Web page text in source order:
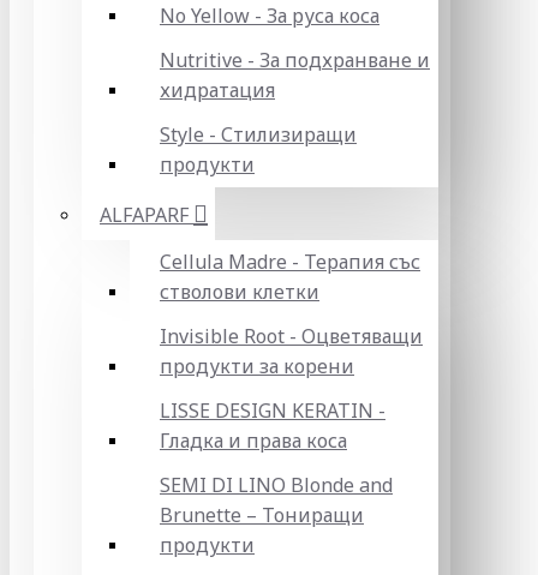
No Yellow - За руса коса
Nutritive - За подхранване и
хидратация
Style - Стилизиращи
продукти
ALFAPARF
Cellula Madre - Терапия със
стволови клетки
Invisible Root - Оцветяващи
продукти за корени
LISSE DESIGN KERATIN -
Гладка и права коса
SEMI DI LINO Blonde and
Brunette – Тониращи
продукти